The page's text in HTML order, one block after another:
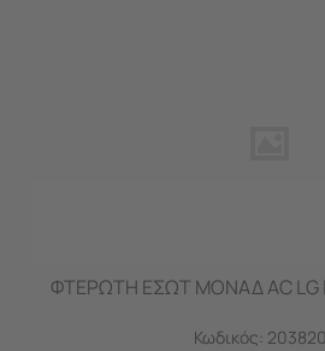
ΦΤΕΡΩΤΗ ΕΣΩΤ ΜΟΝΑΔ AC LG
Κωδικός: